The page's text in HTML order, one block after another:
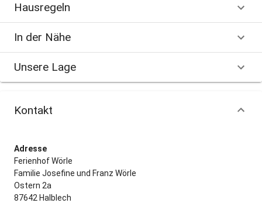
Hausregeln
In der Nähe
Unsere Lage
Kontakt
Adresse
Ferienhof Wörle
Familie Josefine und Franz Wörle
Ostern 2a
87642 Halblech